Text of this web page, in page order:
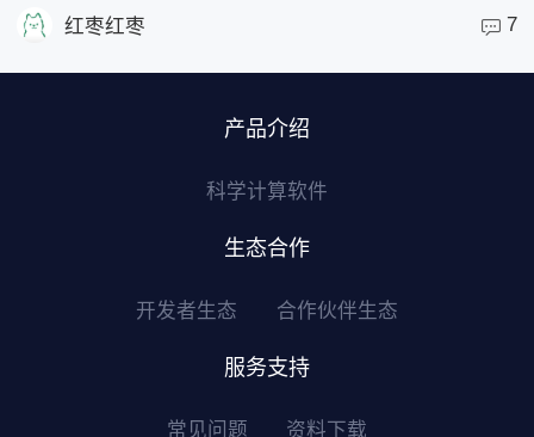
红枣红枣 7
产品介绍
科学计算软件
生态合作
开发者生态 合作伙伴生态
服务支持
常见问题 资料下载